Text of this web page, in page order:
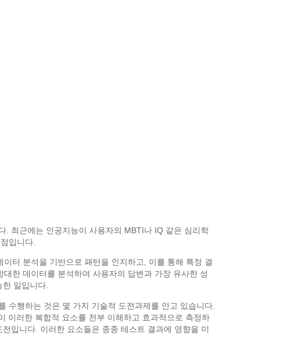
. 최근에는 인공지능이 사용자의 MBTI나 IQ 같은 심리학
입니다.
터 분석을 기반으로 패턴을 인지하고, 이를 통해 특정 결
한 데이터를 분석하여 사용자의 답변과 가장 유사한 성
한 일입니다.
수행하는 것은 몇 가지 기술적 도전과제를 안고 있습니다.
이러한 복합적 요소를 전부 이해하고 효과적으로 측정하
입니다. 이러한 요소들은 종종 테스트 결과에 영향을 미